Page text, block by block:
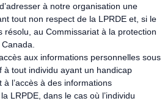
à notre organisation une
tout non respect de la LPRDE et, si le
résolu, au Commissariat à la protection
aux informations personnelles sous
à tout individu ayant un handicap
l’accès à des informations
LRPDE, dans le cas où l’individu